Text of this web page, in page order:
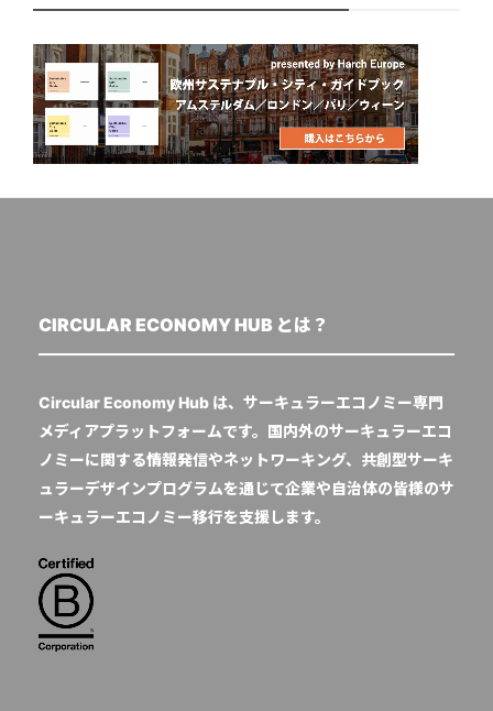
CIRCULAR ECONOMY HUB とは？
Circular Economy Hub は、サーキュラーエコノミー専門
メディアプラットフォームです。国内外のサーキュラーエコ
ノミーに関する情報発信やネットワーキング、共創型サーキ
ュラーデザインプログラムを通じて企業や自治体の皆様のサ
ーキュラーエコノミー移行を支援します。